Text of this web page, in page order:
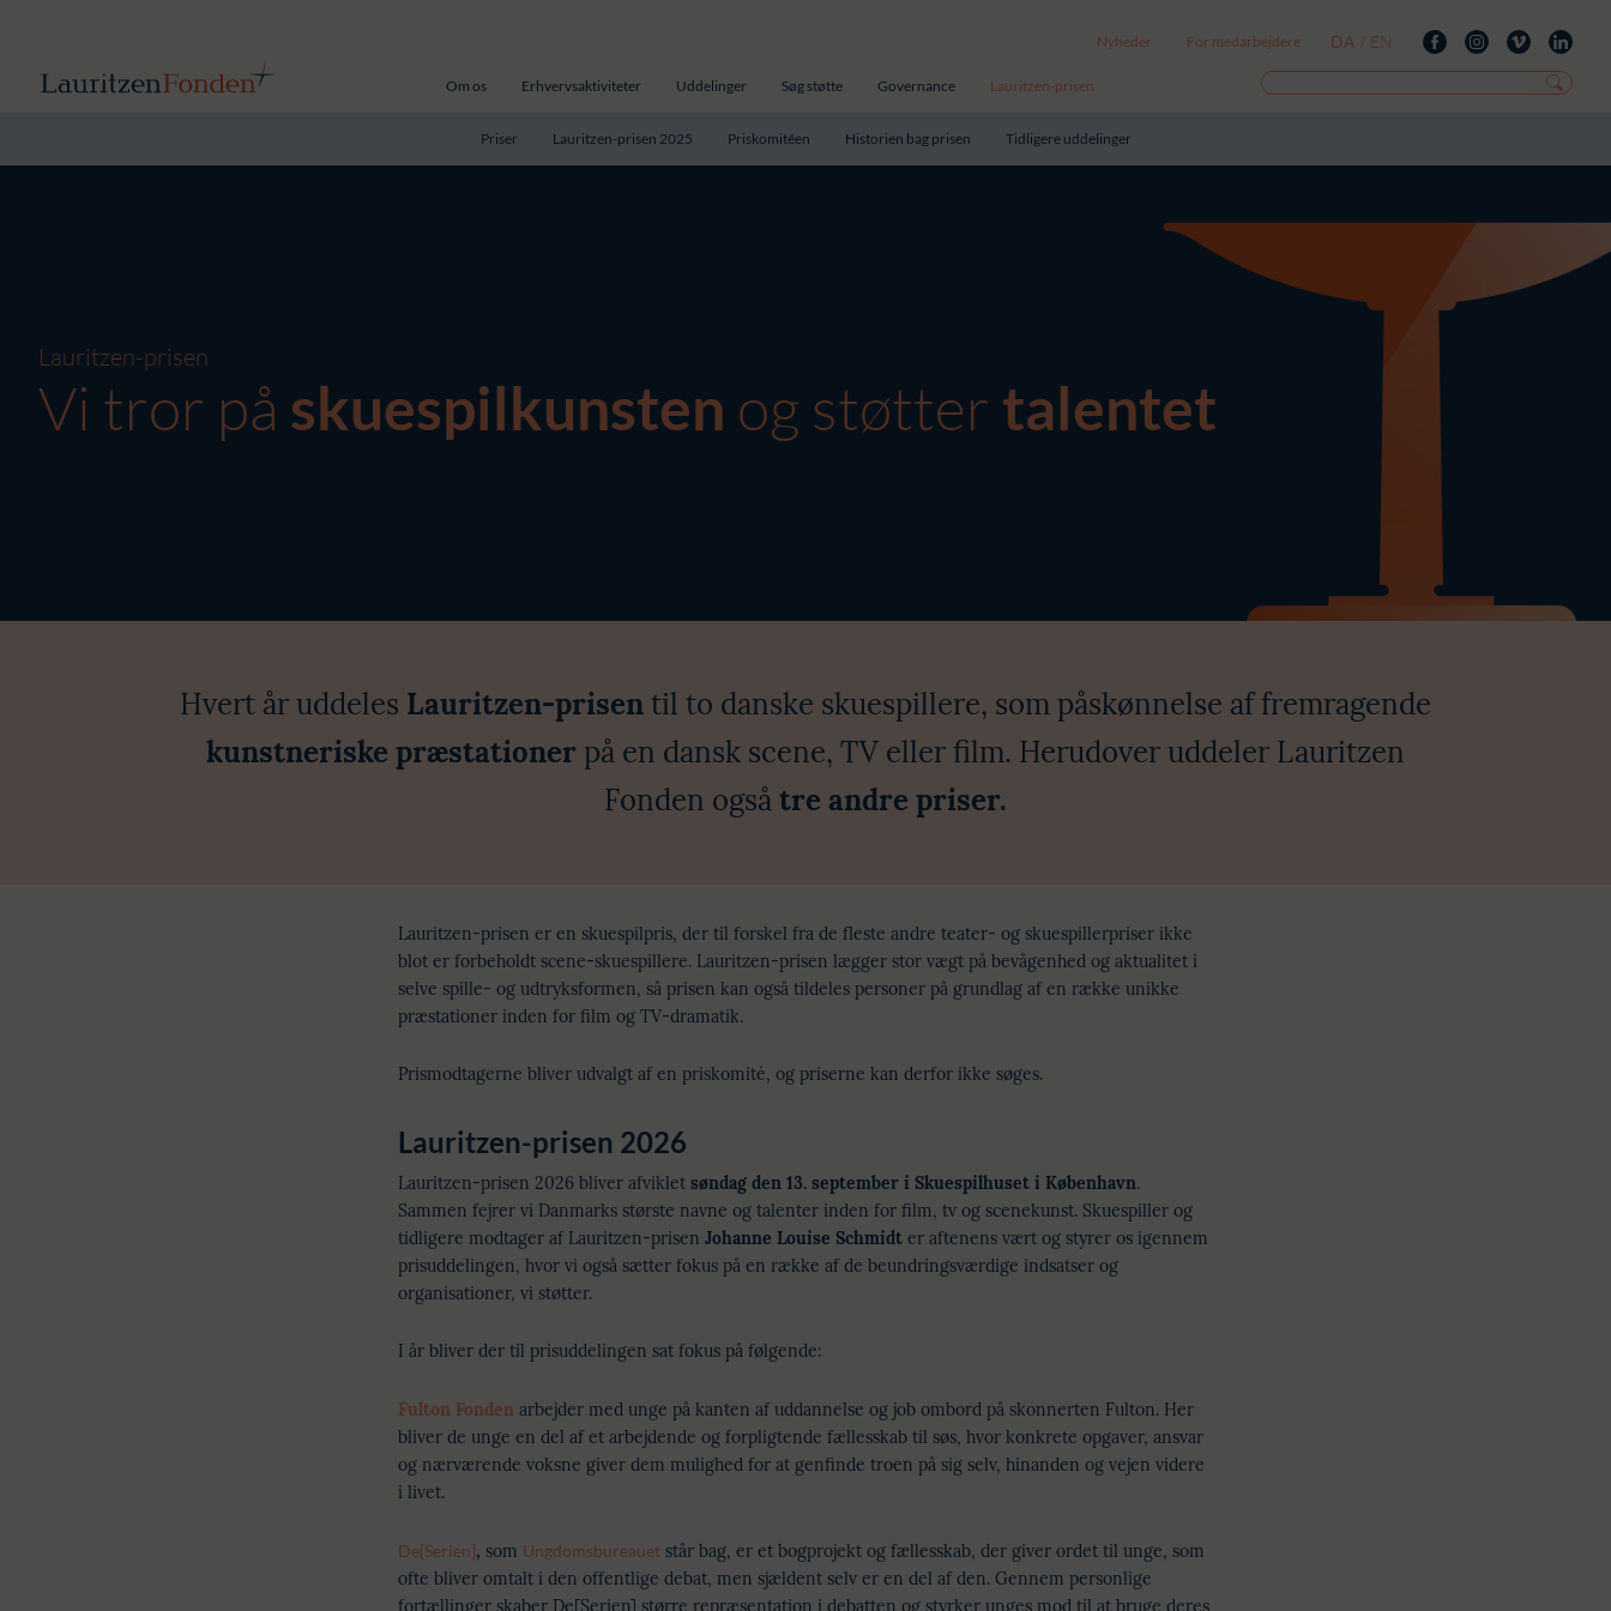
Nyheder For medarbejdere DA / EN
Om os Erhvervsaktiviteter Uddelinger Søg støtte Governance Lauritzen-prisen
Priser Lauritzen-prisen 2025 Priskomitéen Historien bag prisen Tidligere uddelinger
Lauritzen-prisen
Vi tror på skuespilkunsten og støtter talentet
Hvert år uddeles Lauritzen-prisentil to danske skuespillere, som påskønnelse af fremragende
kunstneriske præstationer på en dansk scene, TV eller film. Herudover uddeler Lauritzen
Fonden ogsåtre andre priser.
Lauritzen-prisen er en skuespilpris, der til forskel fra de fleste andre teater- og skuespillerpriser ikke
blot er forbeholdt scene-skuespillere. Lauritzen-prisen lægger stor vægt på bevågenhed og aktualitet i
selve spille- og udtryksformen, så prisen kan også tildeles personer på grundlag af en række unikke
præstationer inden for film og TV-dramatik.
Prismodtagerne bliver udvalgt af en priskomité, og priserne kan derfor ikke søges.
Lauritzen-prisen 2026
Lauritzen-prisen 2026 bliver afviklet søndag den 13. september i Skuespilhuset i København.
Sammen fejrer vi Danmarks største navne og talenter inden for film, tv og scenekunst. Skuespiller og
tidligere modtager af Lauritzen-prisen Johanne Louise Schmidt er aftenens vært og styrer os igennem
prisuddelingen, hvor vi også sætter fokus på en række af de beundringsværdige indsatser og
organisationer, vi støtter.
I år bliver der til prisuddelingen sat fokus på følgende:
Fulton Fonden arbejder med unge på kanten af uddannelse og job ombord på skonnerten Fulton. Her
bliver de unge en del af et arbejdende og forpligtende fællesskab til søs, hvor konkrete opgaver, ansvar
og nærværende voksne giver dem mulighed for at genfinde troen på sig selv, hinanden og vejen videre
i livet.
De[Serien], som Ungdomsbureauet står bag, er et bogprojekt og fællesskab, der giver ordet til unge, som
ofte bliver omtalt i den offentlige debat, men sjældent selv er en del af den. Gennem personlige
fortællinger skaber De[Serien] større repræsentation i debatten og styrker unges mod til at bruge deres